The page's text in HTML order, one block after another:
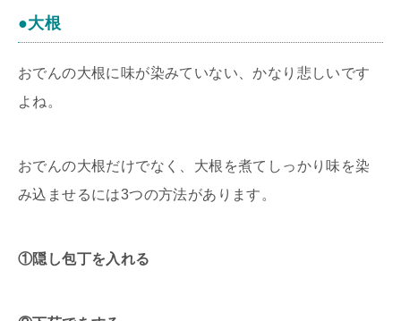
●大根
おでんの大根に味が染みていない、かなり悲しいです
よね。
おでんの大根だけでなく、大根を煮てしっかり味を染
み込ませるには3つの方法があります。
①隠し包丁を入れる